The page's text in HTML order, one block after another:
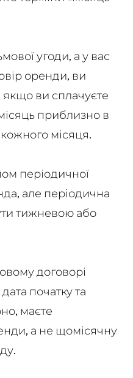
угоди, а у вас
оренди, ви
якщо ви сплачуєте
приблизно в
місяця.
періодичної
але періодична
тижневою або
договорі
початку та
маєте
а не щомісячну